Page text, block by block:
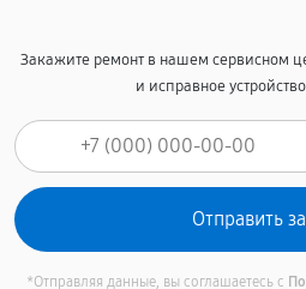
Закажите ремонт в нашем сервисном
и исправное
*Отправляя данные, вы соглашаетесь с